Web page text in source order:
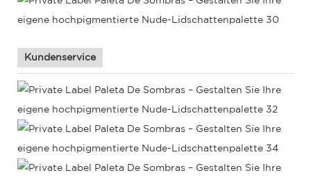
Kundenservice